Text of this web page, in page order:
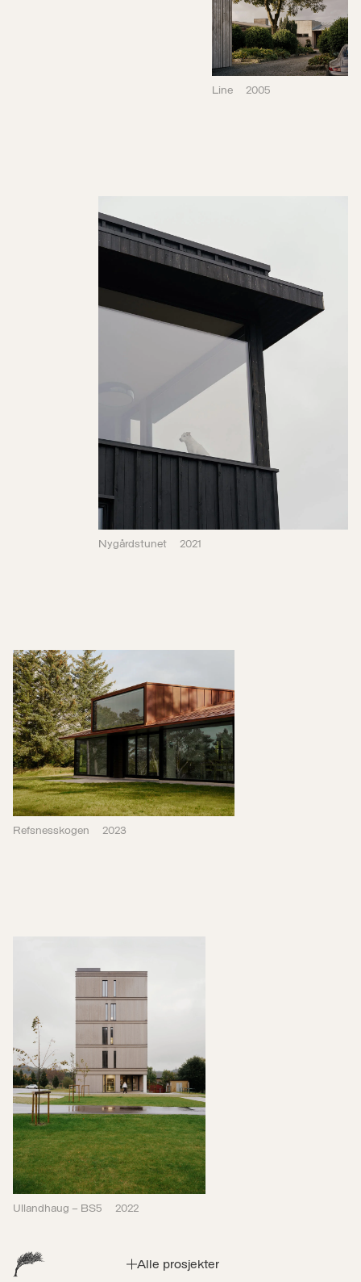
Line 2005
Nygårdstunet
Refsnesskogen 2023
Ullandhaug – BS5 2022
Alle prosjekter